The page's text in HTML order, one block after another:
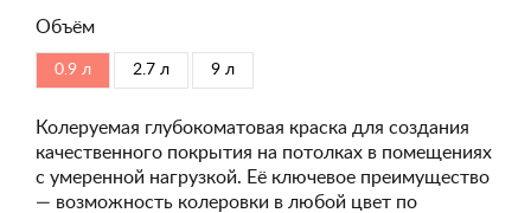
Объём
0.9 л 2.7 л 9 л
Колеруемая глубокоматовая краска для создания
качественного покрытия на потолках в помещениях
с умеренной нагрузкой. Её ключевое преимущество
— возможность колеровки в любой цвет по